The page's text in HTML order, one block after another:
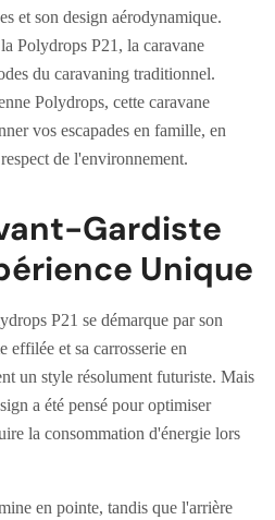
et son design aérodynamique.
Polydrops P21, la caravane
du caravaning traditionnel.
Polydrops, cette caravane
vos escapades en famille, en
de l'environnement.
Gardiste
Unique
P21 se démarque par son
effilée et sa carrosserie en
un style résolument futuriste. Mais
a été pensé pour optimiser
la consommation d'énergie lors
en pointe, tandis que l'arrière